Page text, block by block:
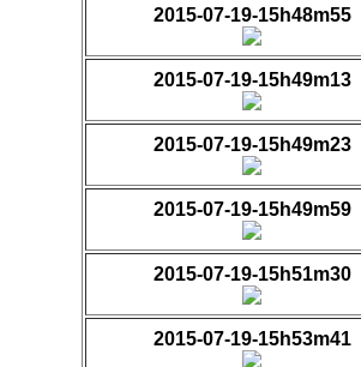
2015-07-19-15h48m55
2015-07-19-15h49m13
2015-07-19-15h49m23
2015-07-19-15h49m59
2015-07-19-15h51m30
2015-07-19-15h53m41